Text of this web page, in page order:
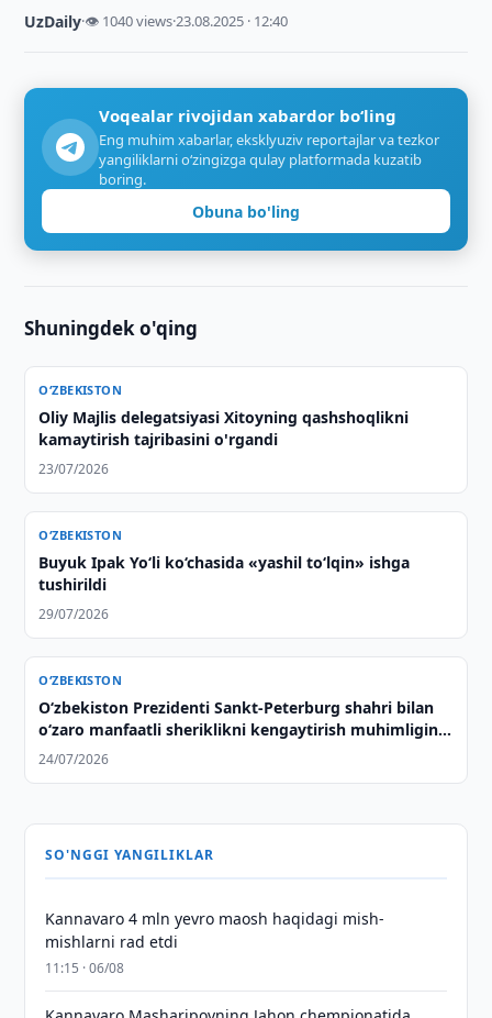
UzDaily·👁 1040 views·23.08.2025 · 12:40
Voqealar rivojidan xabardor bo‘ling
Eng muhim xabarlar, eksklyuziv reportajlar va tezkor
yangiliklarni o‘zingizga qulay platformada kuzatib
boring.
Obuna bo'ling
Shuningdek o'qing
O‘ZBEKISTON
Oliy Majlis delegatsiyasi Xitoyning qashshoqlikni
kamaytirish tajribasini o'rgandi
23/07/2026
O‘ZBEKISTON
Buyuk Ipak Yo‘li ko‘chasida «yashil to‘lqin» ishga
tushirildi
29/07/2026
O‘ZBEKISTON
Oʻzbekiston Prezidenti Sankt-Peterburg shahri bilan
oʻzaro manfaatli sheriklikni kengaytirish muhimligini
taʼkidladi
24/07/2026
SO'NGGI YANGILIKLAR
Kannavaro 4 mln yevro maosh haqidagi mish-
mishlarni rad etdi
11:15 · 06/08